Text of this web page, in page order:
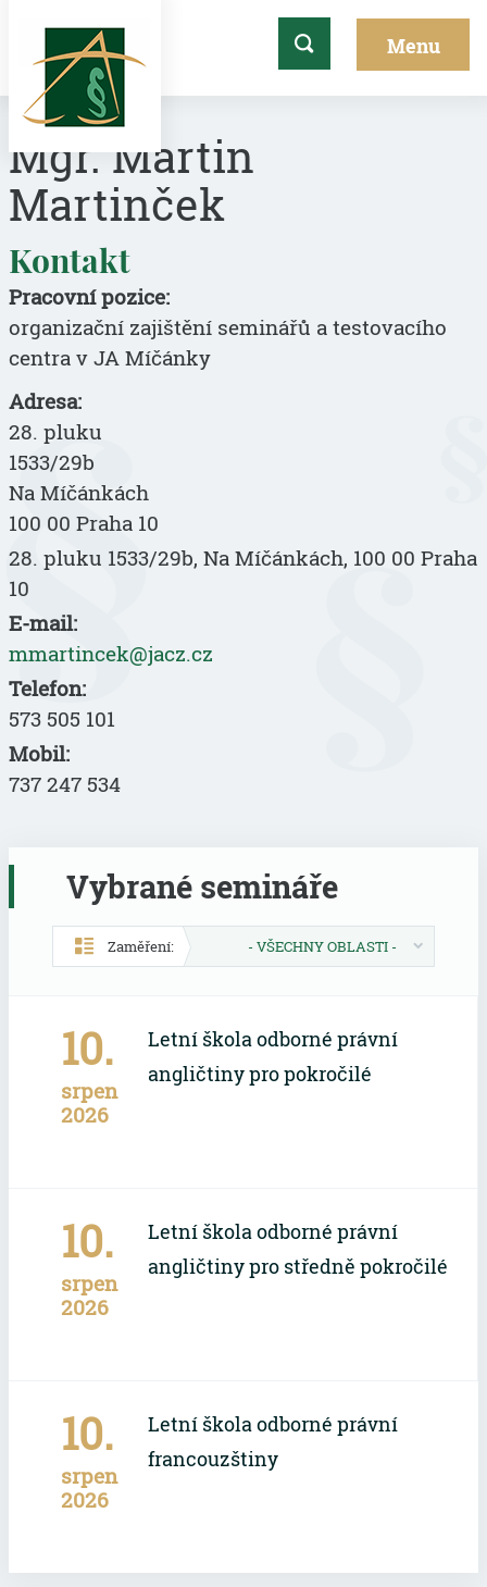
Mgr. Martin
Martinček
Kontakt
Pracovní pozice:
organizační zajištění seminářů a testovacího
centra v JA Míčánky
Adresa:
28. pluku
1533/29b
Na Míčánkách
100 00 Praha 10
28. pluku 1533/29b, Na Míčánkách, 100 00 Praha
10
E-mail:
mmartincek@jacz.cz
Telefon:
573 505 101
Mobil:
737 247 534
Vybrané semináře
- VŠECHNY OBLASTI -
Zaměření:
10.
srpen
2026
Letní škola odborné právní
angličtiny pro pokročilé
10.
srpen
2026
Letní škola odborné právní
angličtiny pro středně pokročilé
10.
srpen
2026
Letní škola odborné právní
francouzštiny